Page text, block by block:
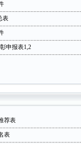
表
申报表1,2
荐表
表